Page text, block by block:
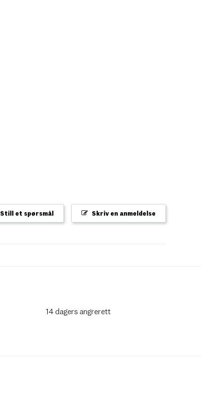
Skriv en anmeldelse
Still et spørsmål
14 dagers angrerett